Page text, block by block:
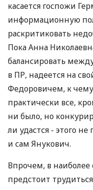
касается госпожи
информационную
раскритиковать
Пока Анна
балансировать
в ПР, надеется на
Федоровичем, к чему
практически все,
ни было, но
ли удастся - этого не
и сам Янукович.
Впрочем, в
предстоит